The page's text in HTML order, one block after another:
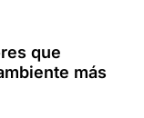
que
más